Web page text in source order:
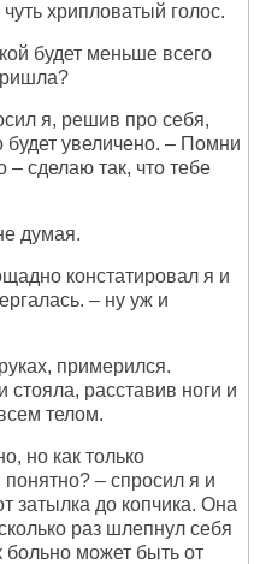
хрипловатый голос.
будет меньше всего
я, решив про себя,
увеличено. – Помни
сделаю так, что тебе
думая.
констатировал я и
– ну уж и
примерился.
расставив ноги и
телом.
но как только
– спросил я и
затылка до копчика. Она
раз шлепнул себя
больно может быть от